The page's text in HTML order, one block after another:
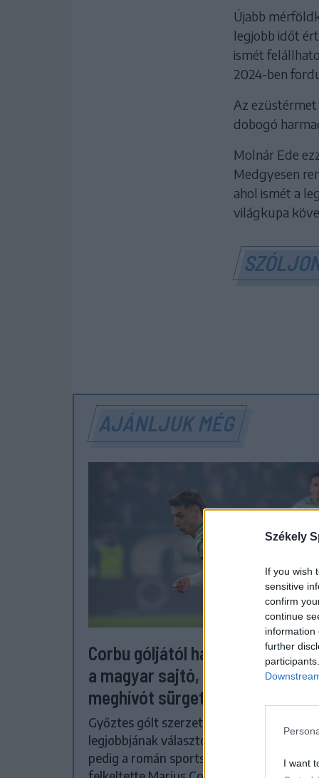
Székely
If you wish
sensitive
confirm
continue
information
further
I want
Újabb
legjobb időt
ismét
2024-ben
Az
dobogó
Molnár Ede
Medgyesen
ahol ismét a
világkupa
AJÁNLJUK MÉG
Corbu góljától hangos a román
a magyar sajtó, válogatott
meghívót sürgetnek
Győztes gólt szerzett, a mérkőzés
legjobbjának választották, teljesítményével
pedig a román sportsajtó figyelmét is